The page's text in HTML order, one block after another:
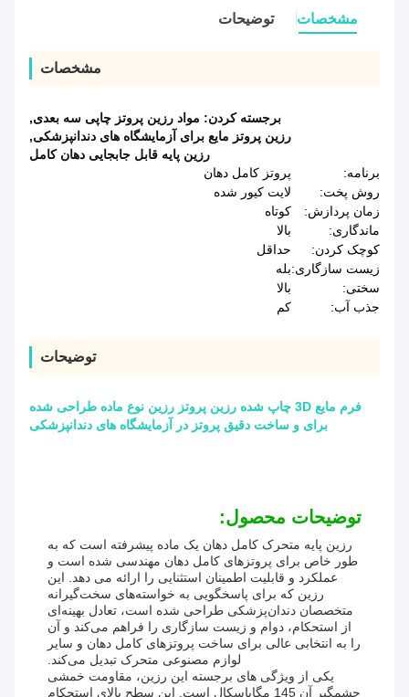
مشخصات توضیحات
مشخصات
برجسته کردن: مواد رزین پروتز چاپی سه بعدی,
رزین پروتز مایع برای آزمایشگاه های دندانپزشکی,
رزین پایه قابل جابجایی دهان کامل
برنامه:
پروتز کامل دهان
روش پخت:
لایت کیور شده
زمان پردازش:
کوتاه
ماندگاری:
بالا
کوچک کردن:
حداقل
زیست سازگاری:بله
سختی:
بالا
جذب آب:
کم
توضیحات
فرم مایع 3D چاپ شده رزین پروتز رزین نوع ماده طراحی شده
برای و ساخت دقیق پروتز در آزمایشگاه های دندانپزشکی
توضیحات محصول:
رزین پایه متحرک کامل دهان یک ماده پیشرفته است که به
طور خاص برای پروتزهای کامل دهان مهندسی شده است و
عملکرد و قابلیت اطمینان استثنایی را ارائه می دهد. این
رزین که برای پاسخگویی به خواسته‌های سخت‌گیرانه
متخصصان دندان‌پزشکی طراحی شده است، تعادل بهینه‌ای
از استحکام، دوام و زیست سازگاری را فراهم می‌کند و آن
را به انتخابی عالی برای ساخت پروتزهای کامل دهان و سایر
لوازم مصنوعی متحرک تبدیل می‌کند.
یکی از ویژگی های برجسته این رزین، مقاومت خمشی
چشمگیر آن 145 مگاپاسکال است. این سطح بالای استحکام